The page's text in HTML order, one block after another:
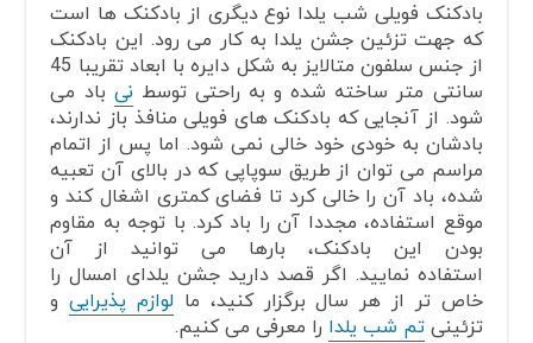
بادکنک فویلی شب یلدا نوع دیگری از بادکنک ها است
که جهت تزئین جشن یلدا به کار می رود. این بادکنک
از جنس سلفون متالایز به شکل دایره با ابعاد تقریبا 45
سانتی متر ساخته شده و به راحتی توسط نی باد می
شود. از آنجایی که بادکنک های فویلی منافذ باز ندارند،
بادشان به خودی خود خالی نمی شود. اما پس از اتمام
مراسم می توان از طریق سوپاپی که در بالای آن تعبیه
شده، باد آن را خالی کرد تا فضای کمتری اشغال کند و
موقع استفاده، مجددا آن را باد کرد. با توجه به مقاوم
بودن این بادکنک، بارها می توانید از آن
استفاده نمایید. اگر قصد دارید جشن یلدای امسال را
خاص تر از هر سال برگزار کنید، ما لوازم پذیراییو
تزئینیتم شب یلدا را معرفی می کنیم.